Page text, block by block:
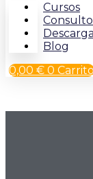
Cursos
Blog
0,00 € 0